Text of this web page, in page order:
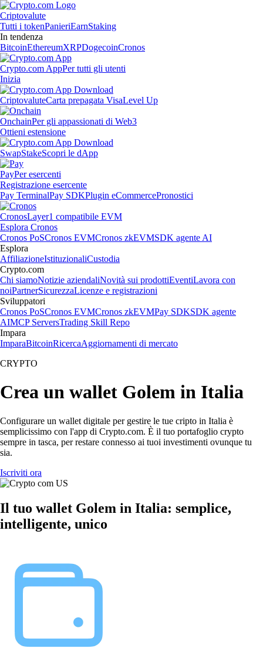
Criptovalute
Tutti i tokenPanieriEarnStaking
In tendenza
BitcoinEthereumXRPDogecoinCronos
Crypto.com AppPer tutti gli utenti
Inizia
CriptovaluteCarta prepagata VisaLevel Up
OnchainPer gli appassionati di Web3
Ottieni estensione
SwapStakeScopri le dApp
PayPer esercenti
Registrazione esercente
Pay TerminalPay SDKPlugin eCommercePronostici
CronosLayer1 compatibile EVM
Esplora Cronos
Cronos PoSCronos EVMCronos zkEVMSDK agente AI
Esplora
AffiliazioneIstituzionaliCustodia
Crypto.com
Chi siamoNotizie aziendaliNovità sui prodottiEventiLavora con
noiPartnerSicurezzaLicenze e registrazioni
Sviluppatori
Cronos PoSCronos EVMCronos zkEVMPay SDKSDK agente
AIMCP ServersTrading Skill Repo
Impara
ImparaBitcoinRicercaAggiornamenti di mercato
CRYPTO
Crea un wallet Golem in Italia
Configurare un wallet digitale per gestire le tue cripto in Italia è
semplicissimo con l'app di Crypto.com. È il tuo portafoglio crypto
sempre in tasca, per restare connesso ai tuoi investimenti ovunque tu
sia.
Iscriviti ora
Il tuo wallet Golem in Italia: semplice,
intelligente, unico